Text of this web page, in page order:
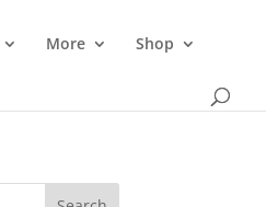
More Shop